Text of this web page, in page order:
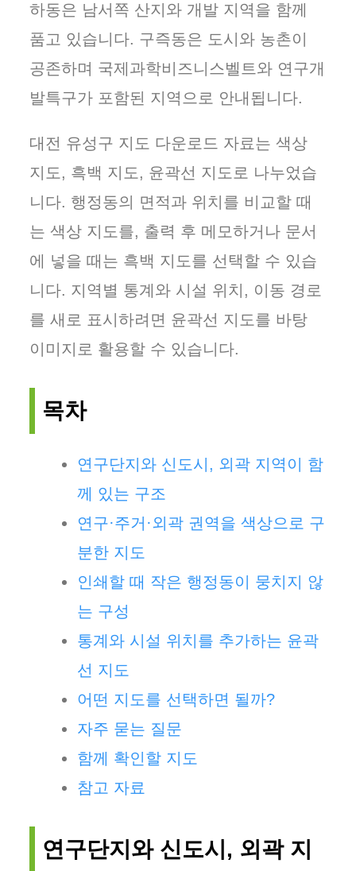
하동은 남서쪽 산지와 개발 지역을 함께
품고 있습니다. 구즉동은 도시와 농촌이
공존하며 국제과학비즈니스벨트와 연구개
발특구가 포함된 지역으로 안내됩니다.
대전 유성구 지도 다운로드 자료는 색상
지도, 흑백 지도, 윤곽선 지도로 나누었습
니다. 행정동의 면적과 위치를 비교할 때
는 색상 지도를, 출력 후 메모하거나 문서
에 넣을 때는 흑백 지도를 선택할 수 있습
니다. 지역별 통계와 시설 위치, 이동 경로
를 새로 표시하려면 윤곽선 지도를 바탕
이미지로 활용할 수 있습니다.
목차
연구단지와 신도시, 외곽 지역이 함
께 있는 구조
연구·주거·외곽 권역을 색상으로 구
분한 지도
인쇄할 때 작은 행정동이 뭉치지 않
는 구성
통계와 시설 위치를 추가하는 윤곽
선 지도
어떤 지도를 선택하면 될까?
자주 묻는 질문
함께 확인할 지도
참고 자료
연구단지와 신도시, 외곽 지